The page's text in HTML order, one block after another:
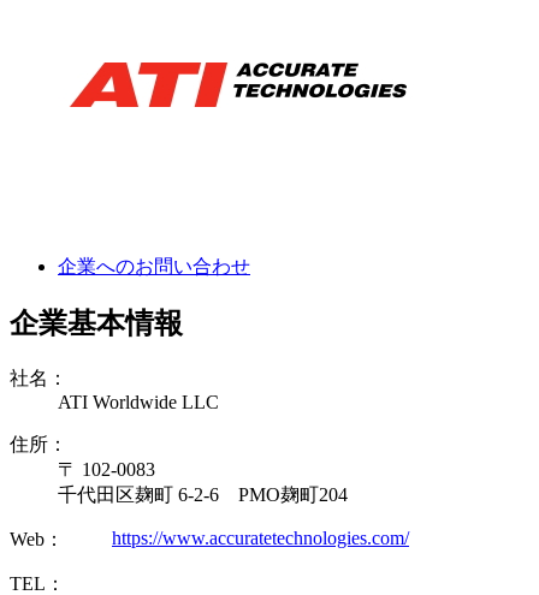
企業へのお問い合わせ
企業基本情報
社名：
ATI Worldwide LLC
住所：
〒 102-0083
千代田区麹町 6-2-6 PMO麹町204
Web： https://www.accuratetechnologies.com/
TEL：